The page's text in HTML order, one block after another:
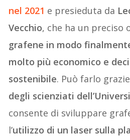
nel 2021 e presieduta da
Vecchio, che ha un preciso
grafene in modo
molto più economico e
sostenibile. Può farlo
degli scienziati
consente di sviluppare
l’utilizzo di un laser sulla